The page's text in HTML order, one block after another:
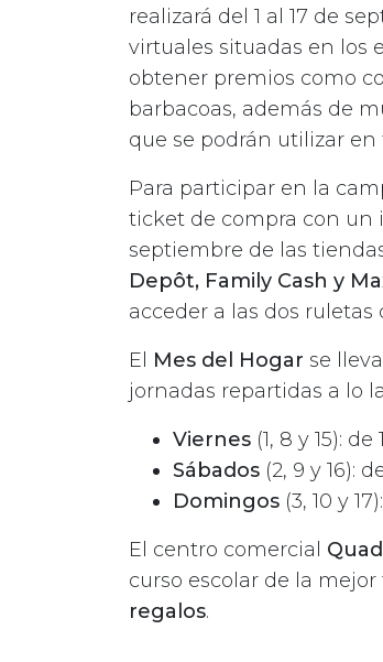
realizará del 1 al 17 de
virtuales situadas en los
obtener premios como
barbacoas, además de
que se podrán utilizar
Para participar en la
ticket de compra con un
septiembre de las
Depôt, Family Cash y
acceder a las dos
El Mes del Hogar se
jornadas repartidas a lo
Viernes (1, 8 y 15):
Sábados (2, 9 y 16):
Domingos (3, 10 y
El centro comercial
curso escolar de la
regalos.